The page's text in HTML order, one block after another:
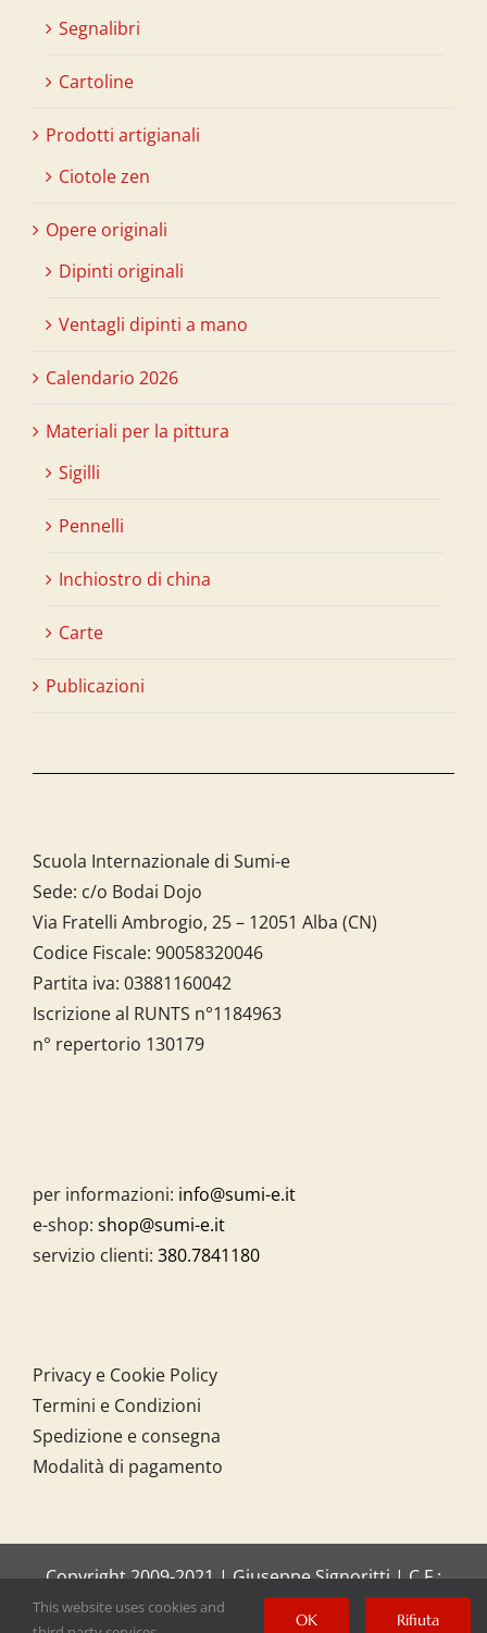
Segnalibri
Cartoline
Prodotti artigianali
Ciotole zen
Opere originali
Dipinti originali
Ventagli dipinti a mano
Calendario 2026
Materiali per la pittura
Sigilli
Pennelli
Inchiostro di china
Carte
Publicazioni
Scuola Internazionale di Sumi-e
Sede: c/o Bodai Dojo
Via Fratelli Ambrogio, 25 – 12051 Alba (CN)
Codice Fiscale: 90058320046
Partita iva: 03881160042
Iscrizione al RUNTS n°1184963
n° repertorio 130179
per informazioni: info@sumi-e.it
e-shop: shop@sumi-e.it
servizio clienti: 380.7841180
Privacy e Cookie Policy
Termini e Condizioni
Spedizione e consegna
Modalità di pagamento
Copyright 2009-2021 | Giuseppe Signoritti | C.F.:
SGNGPP61C20I158O
This website uses cookies and
OK Rifiuta